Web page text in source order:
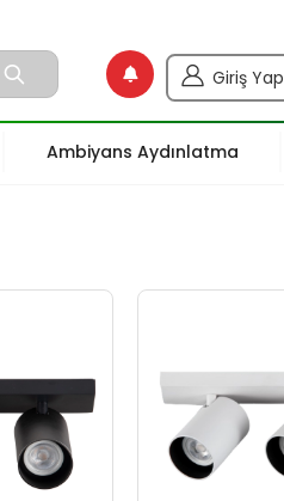
Giriş Yap
Ambiyans Aydınlatma